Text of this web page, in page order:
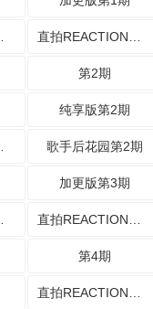
第2期
纯享版第2期
歌手后花园第2期
加更版第3期
第4期